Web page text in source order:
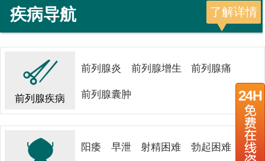
了解详情
疾病导航
前列腺疾病
前列腺炎 前列腺增生 前列腺痛
前列腺囊肿
阳痿 早泄 射精困难 勃起困难